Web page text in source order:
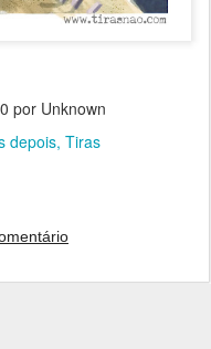
por Unknown
depois Tiras